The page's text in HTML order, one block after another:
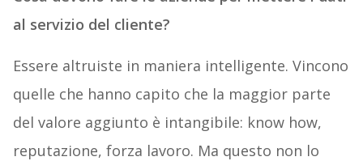
al servizio del cliente?
Essere altruiste in maniera intelligente. Vincono
quelle che hanno capito che la maggior parte
del valore aggiunto è intangibile: know how,
reputazione, forza lavoro. Ma questo non lo